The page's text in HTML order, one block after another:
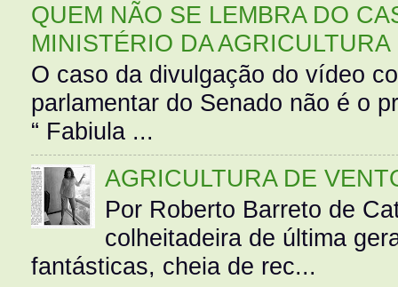
QUEM NÃO SE LEMBRA DO
MINISTÉRIO DA AGRICULTURA
O caso da divulgação do vídeo
parlamentar do Senado não é o
“ Fabiula ...
AGRICULTURA DE
Por Roberto Barreto de
colheitadeira de última
fantásticas, cheia de rec...